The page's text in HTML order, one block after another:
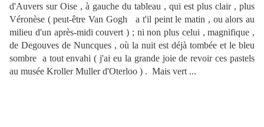
d'Auvers sur Oise , à gauche du tableau , qui est plus clair , plus
Véronèse ( peut-être Van Gogh a t'il peint le matin , ou alors au
milieu d'un après-midi couvert ) ; ni non plus celui , magnifique ,
de Degouves de Nuncques , où la nuit est déjà tombée et le bleu
sombre a tout envahi ( j'ai eu la grande joie de revoir ces pastels
au musée Kroller Muller d'Oterloo ) . Mais vert ...